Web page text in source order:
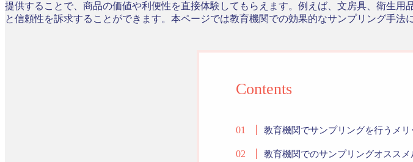
提供することで、商品の価値や利便性を直接体験してもらえます。例えば、文房具、衛生
と信頼性を訴求することができます。本ページでは教育機関での効果的なサンプリング手法
Contents
教育機関でサンプリングを行うメリ
教育機関でのサンプリングオススメ